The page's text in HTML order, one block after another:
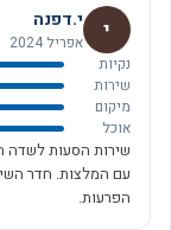
י י.דפנה
אפריל 2024
נקיות
שירות
מיקום
אוכל
שירות הסעות לשדה
עם המלצות. חדר
הפרעות.